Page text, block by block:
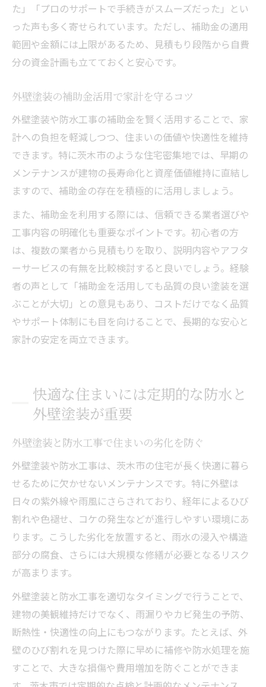
た」「プロのサポートで手続きがスムーズだった」とい
った声も多く寄せられています。ただし、補助金の適用
範囲や金額には上限があるため、見積もり段階から自費
分の資金計画も立てておくと安心です。
外壁塗装の補助金活用で家計を守るコツ
外壁塗装や防水工事の補助金を賢く活用することで、家
計への負担を軽減しつつ、住まいの価値や快適性を維持
できます。特に茨木市のような住宅密集地では、早期の
メンテナンスが建物の長寿命化と資産価値維持に直結し
ますので、補助金の存在を積極的に活用しましょう。
また、補助金を利用する際には、信頼できる業者選びや
工事内容の明確化も重要なポイントです。初心者の方
は、複数の業者から見積もりを取り、説明内容やアフタ
ーサービスの有無を比較検討すると良いでしょう。経験
者の声として「補助金を活用しても品質の良い塗装を選
ぶことが大切」との意見もあり、コストだけでなく品質
やサポート体制にも目を向けることで、長期的な安心と
家計の安定を両立できます。
快適な住まいには定期的な防水と
外壁塗装が重要
外壁塗装と防水工事で住まいの劣化を防ぐ
外壁塗装や防水工事は、茨木市の住宅が長く快適に暮ら
せるために欠かせないメンテナンスです。特に外壁は
日々の紫外線や雨風にさらされており、経年によるひび
割れや色褪せ、コケの発生などが進行しやすい環境にあ
ります。こうした劣化を放置すると、雨水の浸入や構造
部分の腐食、さらには大規模な修繕が必要となるリスク
が高まります。
外壁塗装と防水工事を適切なタイミングで行うことで、
建物の美観維持だけでなく、雨漏りやカビ発生の予防、
断熱性・快適性の向上にもつながります。たとえば、外
壁のひび割れを見つけた際に早めに補修や防水処理を施
すことで、大きな損傷や費用増加を防ぐことができま